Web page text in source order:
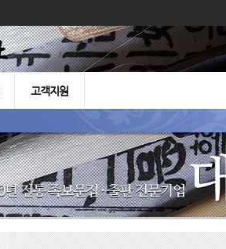
고객지원